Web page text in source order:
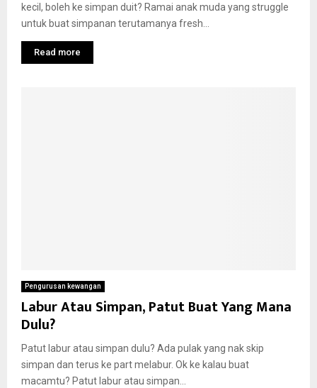
kecil, boleh ke simpan duit? Ramai anak muda yang struggle
untuk buat simpanan terutamanya fresh...
Read more
Pengurusan kewangan
Labur Atau Simpan, Patut Buat Yang Mana
Dulu?
Patut labur atau simpan dulu? Ada pulak yang nak skip
simpan dan terus ke part melabur. Ok ke kalau buat
macamtu? Patut labur atau simpan...